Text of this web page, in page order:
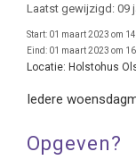
Laatst gewijzigd: 09
Start: 01 maart 2023 om
Eind: 01 maart 2023 om
Locatie: Holstohus
Iedere
Opgeven?